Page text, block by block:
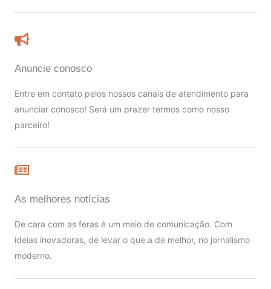
Anuncie conosco
Entre em contato pelos nossos canais de atendimento para
anunciar conosco! Será um prazer termos como nosso
parceiro!
As melhores notícias
De cara com as feras é um meio de comunicação. Com
ideias inovadoras, de levar o que a de melhor, no jornalismo
moderno.